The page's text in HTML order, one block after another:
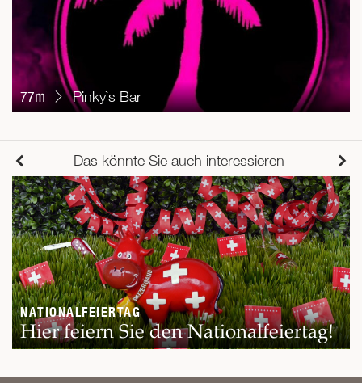
77m Pinky`s Bar
Das könnte Sie auch interessieren
NATIONALFEIERTAG
Hier feiern Sie den Nationalfeiertag!